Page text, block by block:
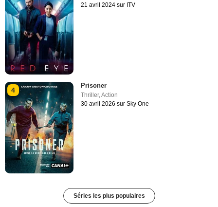
21 avril 2024 sur ITV
4
Prisoner
Thriller,Action
30 avril 2026 sur Sky One
Séries les plus populaires